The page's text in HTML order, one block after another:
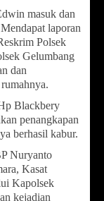
masuk dan
laporan
Polsek
Gelumbang
dan
Blackbery
penangkapan
berhasil kabur.
Nuryanto
Kasat
Kapolsek
kejadian